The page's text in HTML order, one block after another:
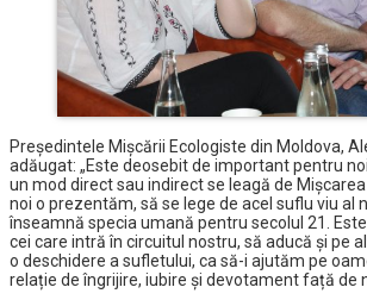
Președintele Mișcării Ecologiste din Moldova,
adăugat: „Este deosebit de important pentru
un mod direct sau indirect se leagă de
noi o prezentăm, să se lege de acel suflu viu al
înseamnă specia umană pentru secolul 21.
cei care intră în circuitul nostru, să aducă și pe
o deschidere a sufletului, ca să-i ajutăm pe
relație de îngrijire, iubire și devotament față de